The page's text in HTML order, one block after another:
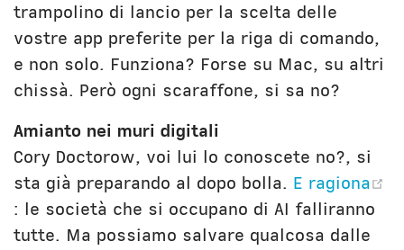
trampolino di lancio per la scelta delle
vostre app preferite per la riga di comando,
e non solo. Funziona? Forse su Mac, su altri
chissà. Però ogni scaraffone, si sa no?
Amianto nei muri digitali
Cory Doctorow, voi lui lo conoscete no?, si
sta già preparando al dopo bolla. E ragiona
(opens new window)
: le società che si occupano di AI falliranno
tutte. Ma possiamo salvare qualcosa dalle